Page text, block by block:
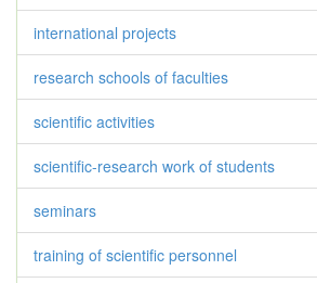
international projects
research schools of faculties
scientific activities
scientific-research work of students
seminars
training of scientific personnel